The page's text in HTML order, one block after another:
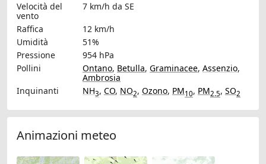
Velocità del
vento
7 km/h da SE
Raffica
12 km/h
Umidità
51%
Pressione
954 hPa
Pollini
Ontano, Betulla, Graminacee, Assenzio,
Ambrosia
Inquinanti
NH3, CO, NO2, Ozono, PM10, PM2.5, SO2
Animazioni meteo